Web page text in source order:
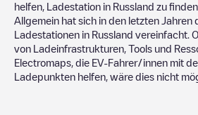
helfen, Ladestation in Russland zu finden.
Allgemein hat sich in den letzten Jahren
Ladestationen in Russland vereinfacht.
von Ladeinfrastrukturen, Tools und
Electromaps, die EV-Fahrer/innen mit
Ladepunkten helfen, wäre dies nicht